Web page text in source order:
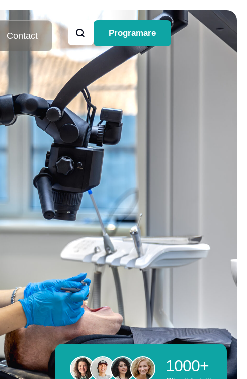
Contact Programare
1000+